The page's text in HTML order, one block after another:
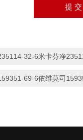
32-6米卡芬净
69-6依维莫司